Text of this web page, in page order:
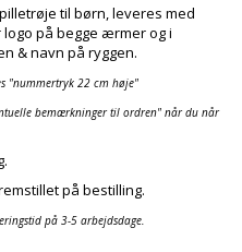
til børn, leveres med
på begge ærmer og i
& navn på ryggen.
"nummertryk 22 cm høje"
bemærkninger til ordren" når du når
på bestilling.
på 3-5 arbejdsdage.